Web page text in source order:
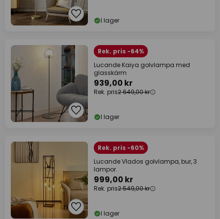
I lager
Rek. pris -64%
Lucande Kaiya golvlampa med
glasskärm
939,00 kr
Rek. pris2 649,00 kr
I lager
Rek. pris -60%
Lucande Vlados golvlampa, bur, 3
lampor.
999,00 kr
Rek. pris2 549,00 kr
I lager